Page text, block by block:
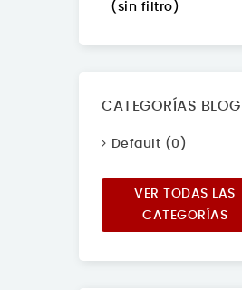
(sin filtro)
CATEGORÍAS BLOG
Default (0)
VER TODAS LAS
CATEGORÍAS